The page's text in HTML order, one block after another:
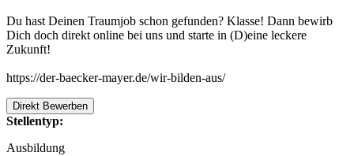
Du hast Deinen Traumjob schon gefunden? Klasse! Dann bewirb
Dich doch direkt online bei uns und starte in (D)eine leckere
Zukunft!
https://der-baecker-mayer.de/wir-bilden-aus/
Direkt Bewerben
Stellentyp:
Ausbildung